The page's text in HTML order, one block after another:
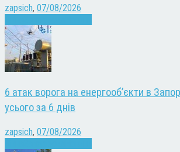
zapsich, 07/08/2026
6 атак ворога на енергооб’єкти в
усього за 6 днів
zapsich, 07/08/2026